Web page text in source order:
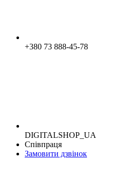
+380 73 888-45-78
DIGITALSHOP_UA
Співпраця
Замовити дзвінок